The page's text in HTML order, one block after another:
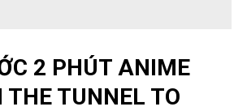
TUNNEL TO